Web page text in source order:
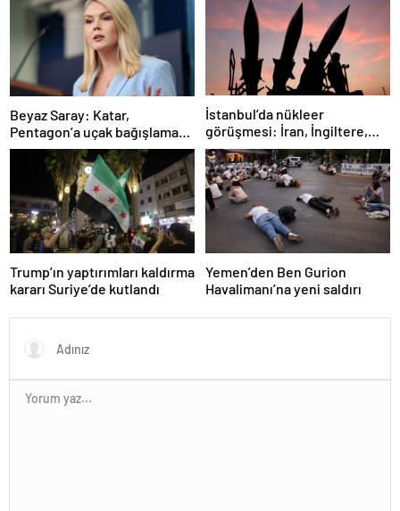
Beyaz Saray: Katar,
Pentagon’a uçak bağışlamayı
teklif etti
İstanbul’da nükleer
görüşmesi: İran, İngiltere,
Fransa ve Almanya buluşacak
Trump’ın yaptırımları kaldırma
kararı Suriye’de kutlandı
Yemen’den Ben Gurion
Havalimanı’na yeni saldırı